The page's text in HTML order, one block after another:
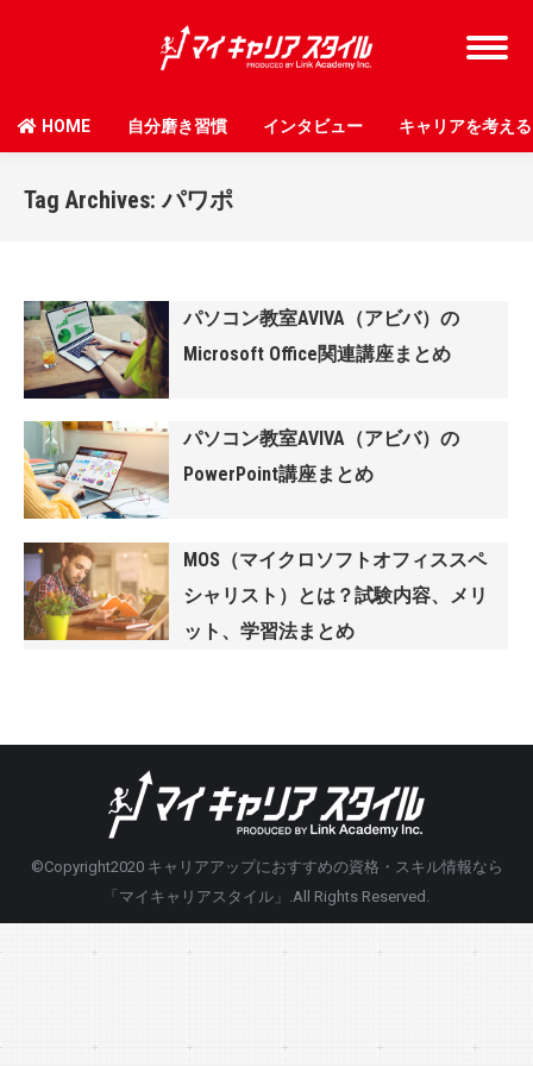
HOME 自分磨き習慣 インタビュー キャリアを考える
Tag Archives:パワポ
パソコン教室AVIVA（アビバ）の
Microsoft Office関連講座まとめ
パソコン教室AVIVA（アビバ）の
PowerPoint講座まとめ
MOS（マイクロソフトオフィススペ
シャリスト）とは？試験内容、メリ
ット、学習法まとめ
©Copyright2020 キャリアアップにおすすめの資格・スキル情報なら
「マイキャリアスタイル」 .All Rights Reserved.